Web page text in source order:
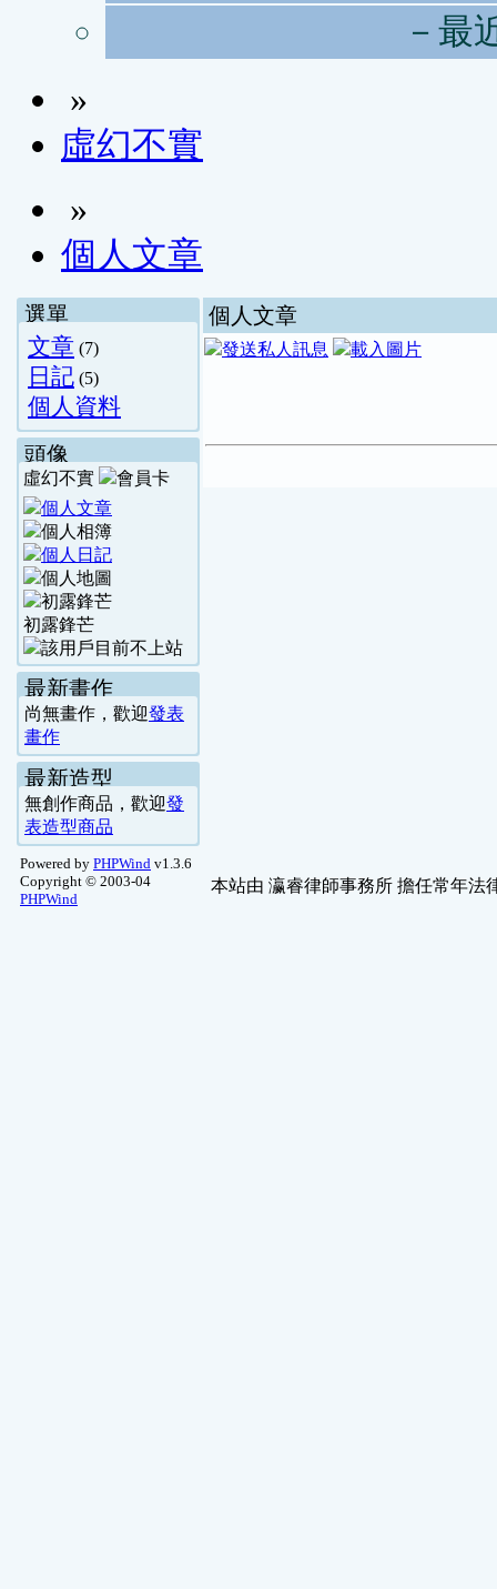
－最
»
虛幻不實
»
個人文章
選單
文章 (7)
日記 (5)
個人資料
頭像
虛幻不實
初露鋒芒
最新畫作
尚無畫作，歡迎發表
畫作
最新造型
無創作商品，歡迎發
表造型商品
個人文章
Powered by PHPWind v1.3.6
Copyright © 2003-04
PHPWind
本站由 瀛睿律師事務所 擔任常年法